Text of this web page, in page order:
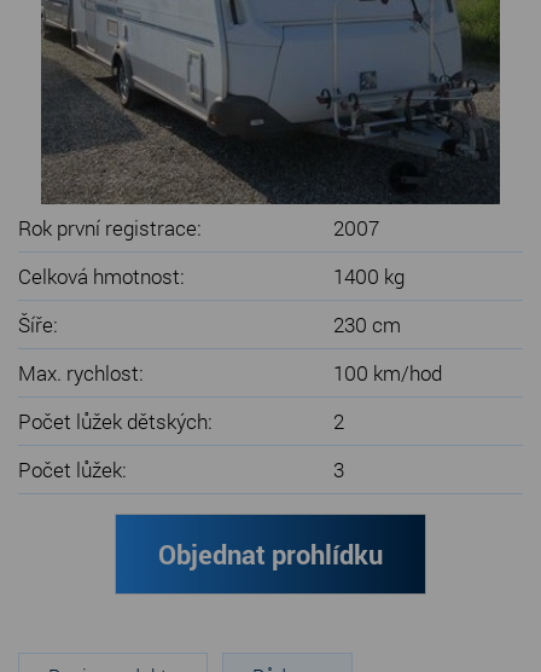
Rok první registrace:
2007
Celková hmotnost:
1400 kg
Šíře:
230 cm
Max. rychlost:
100 km/hod
Počet lůžek dětských:
2
Počet lůžek:
3
Objednat prohlídku